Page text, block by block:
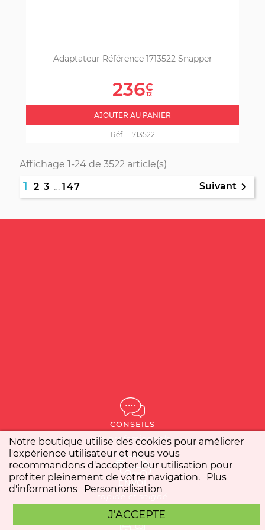
Notre boutique utilise des cookies pour améliorer
l'expérience utilisateur et nous vous
recommandons d'accepter leur utilisation pour
profiter pleinement de votre navigation.
Plus
d'informations
Personnalisation
J'ACCEPTE
Adaptateur Référence 1713522 Snapper
Prix
236€
12
AJOUTER AU PANIER
Réf. : 1713522
Affichage 1-24 de 3522 article(s)
1 2 3 … 147 Suivant 
CONSEILS
de professionnels
ENVOI
rapide et soigné